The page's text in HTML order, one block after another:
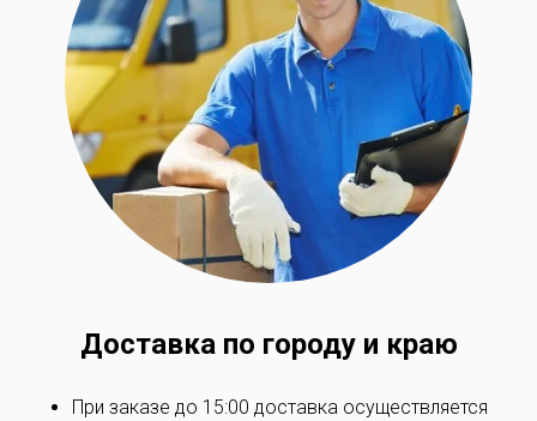
Доставка по городу и краю
При заказе до 15:00 доставка осуществляется